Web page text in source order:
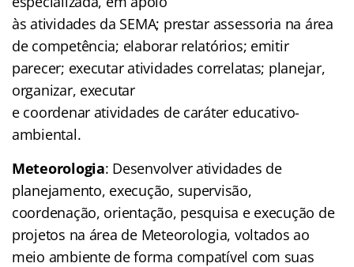
às atividades da SEMA; prestar assessoria na área
de competência; elaborar relatórios; emitir
parecer; executar atividades correlatas; planejar,
organizar, executar
e coordenar atividades de caráter educativo-
ambiental.
Meteorologia: Desenvolver atividades de
planejamento, execução, supervisão,
coordenação, orientação, pesquisa e execução de
projetos na área de Meteorologia, voltados ao
meio ambiente de forma compatível com suas